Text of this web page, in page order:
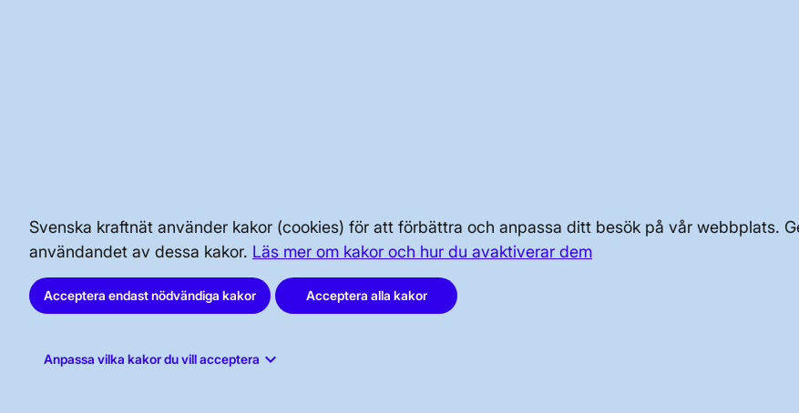
Svenska kraftnät använder kakor (cookies) för att förbättra och anpassa ditt besök på vår webbplats.
användandet av dessa kakor. Läs mer om kakor och hur du avaktiverar dem
Acceptera endast nödvändiga kakor Acceptera alla kakor
Anpassa vilka kakor du vill acceptera keyboard_arrow_down
SÄKERHET OCH BEREDSKAP OM OSS
AKTÖRSPORTALEN PRESS OCH NYHETER